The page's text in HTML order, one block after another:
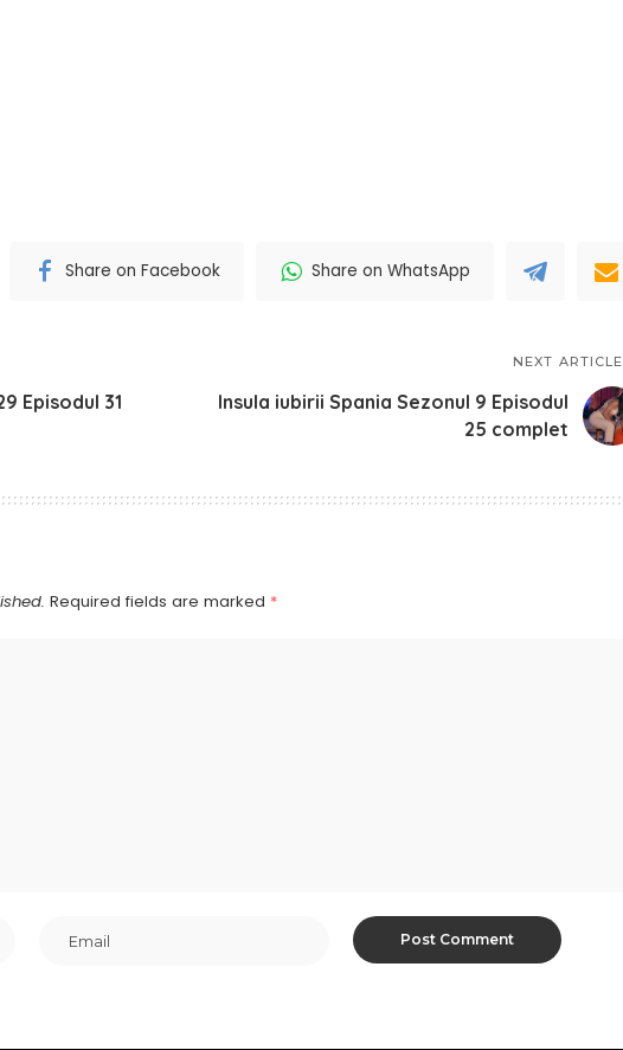
Share on Facebook Share on WhatsApp
Episodul 31
NEXT ARTICLE
Insula iubirii Spania Sezonul 9 Episodul
25 complet
Required fields are marked *